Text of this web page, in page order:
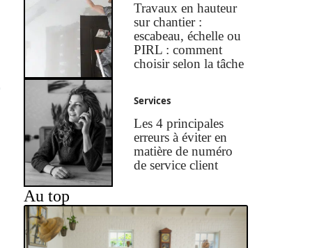
Travaux en hauteur
sur chantier :
escabeau, échelle ou
PIRL : comment
choisir selon la tâche
Services
Les 4 principales
erreurs à éviter en
matière de numéro
de service client
Au top